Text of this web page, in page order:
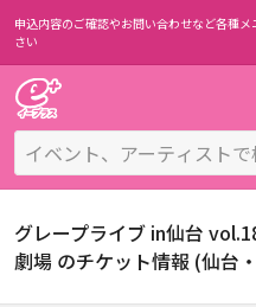
申込内容のご確認やお問い合わせなど各種メ
さい
グレープライブ in仙台
劇場 のチケット情報 (仙台